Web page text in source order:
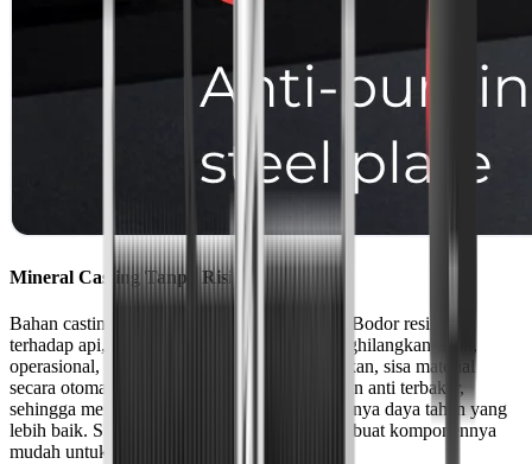
Mineral Casting Tanpa Risiko Terbakar
Bahan casting yang baru dikembangkan oleh Bodor resisten
terhadap api, sehingga unggul dalam hal menghilangkan terak,
operasional, dan desain modular. Saat digunakan, sisa material
secara otomatis akan dipisahkan dari Lembaran anti terbakar,
sehingga mengurangi biaya perawatan dan punya daya tahan yang
lebih baik. Strukturnya yang ringan juga membuat komponennya
mudah untuk diganti.